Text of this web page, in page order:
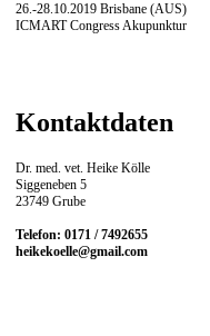
26.-28.10.2019 Brisbane (AUS)
ICMART Congress Akupunktur
Kontaktdaten
Dr. med. vet. Heike Kölle
Siggeneben 5
23749 Grube
Telefon: 0171 / 7492655
heikekoelle@gmail.com